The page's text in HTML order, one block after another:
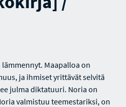
Maapalloa on
ja ihmiset yrittävät selvitä
julma diktatuuri. Noria on
valmistuu teemestariksi, on